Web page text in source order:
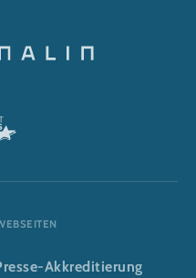
Akkreditierung